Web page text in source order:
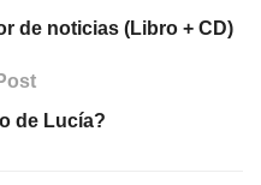
de noticias (Libro + CD)
de Lucía?